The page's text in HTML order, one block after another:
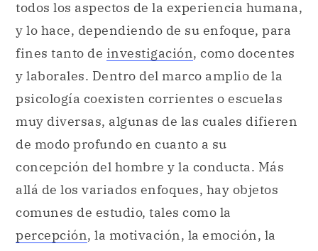
psicología coexisten corrientes o escuelas
muy diversas, algunas de las cuales difieren
de modo profundo en cuanto a su
concepción del hombre y la conducta. Más
allá de los variados enfoques, hay objetos
comunes de estudio, tales como la
percepción, la motivación, la emoción, la
atención, la memoria o el funcionamiento
del cerebro.
Semiología :Es una ciencia derivada de